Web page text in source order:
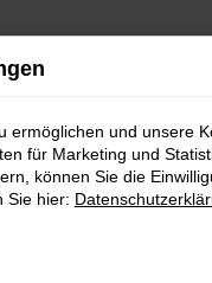
und unsere
für Marketing und
können Sie die
Sie hier: